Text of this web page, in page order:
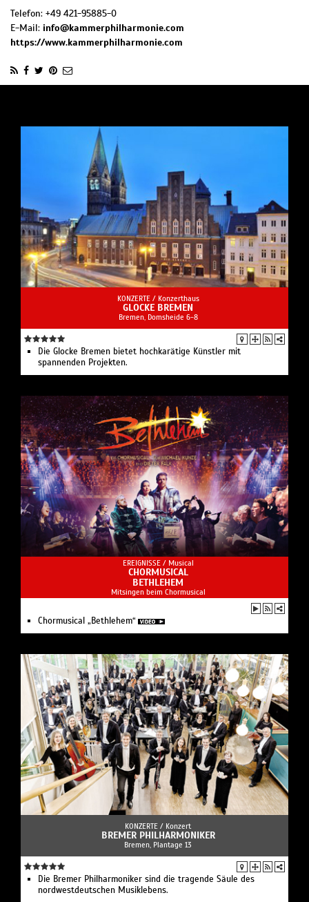
Telefon: +49 421-95885-0
E-Mail: info@kammerphilharmonie.com
https://www.kammerphilharmonie.com
KONZERTE / Konzerthaus
GLOCKE BREMEN
Bremen, Domsheide 6-8
Die Glocke Bremen bietet hochkarätige Künstler mit
spannenden Projekten.
EREIGNISSE / Musical
CHORMUSICAL
BETHLEHEM
Mitsingen beim Chormusical
Chormusical „Bethlehem“
KONZERTE / Konzert
BREMER PHILHARMONIKER
Bremen, Plantage 13
Die Bremer Philharmoniker sind die tragende Säule des
nordwestdeutschen Musiklebens.